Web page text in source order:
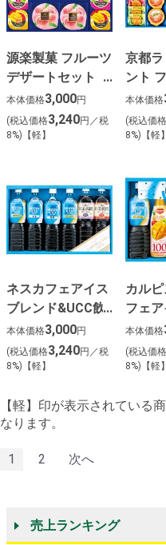
源楽製菓 フルーツ
デザートセット
(15個)
本体価格3,000円
(税込価格3,240円／税
8%)【軽】
京都
ント
ー&焼
(28個)
本体価格
(税込価格
8%)【軽】
ネスカフェアイス
ブレンド&UCC飲
料ギフト
本体価格3,000円
(税込価格3,240円／税
8%)【軽】
カル
フェ
ドバラ
ギフト
本体価格
(税込価格
8%)【軽】
【軽】印が表示されている
なります。
1 2 次へ
売上ランキング